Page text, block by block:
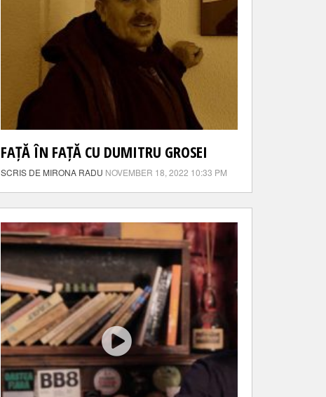
FAȚĂ ÎN FAȚĂ CU DUMITRU GROSEI
SCRIS DE MIRONA RADU NOVEMBER 18, 2022 10:33 PM